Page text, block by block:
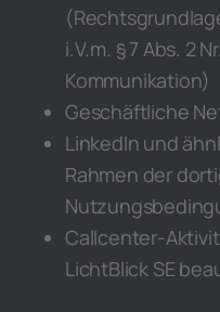
i.V.m. § 7 Abs. 2
Kommunikation)
Geschäftliche
LinkedIn und
Rahmen der
Callcenter-
LichtBlick SE